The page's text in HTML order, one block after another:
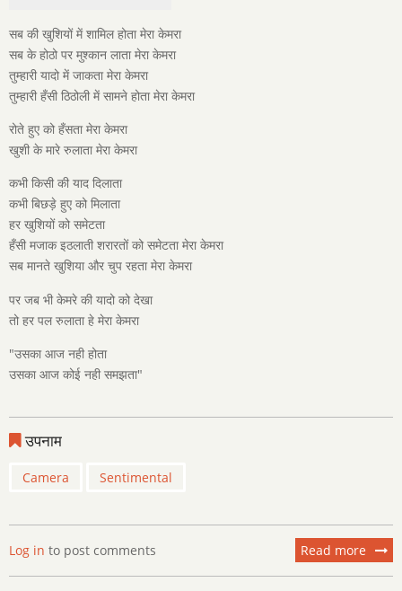
सब की खुशियों में शामिल होता मेरा केमरा
सब के होठो पर मुश्कान लाता मेरा केमरा
तुम्हारी यादो में जाकता मेरा केमरा
तुम्हारी हँसी ठिठोली में सामने होता मेरा केमरा
रोते हुए को हँसता मेरा केमरा
खुशी के मारे रुलाता मेरा केमरा
कभी किसी की याद दिलाता
कभी बिछड़े हुए को मिलाता
हर खुशियों को समेटता
हँसी मजाक इठलाती शरारतों को समेटता मेरा केमरा
सब मानते खुशिया और चुप रहता मेरा केमरा
पर जब भी केमरे की यादो को देखा
तो हर पल रुलाता हे मेरा केमरा
"उसका आज नही होता
उसका आज कोई नही समझता"
उपनाम
Camera Sentimental
Read more about
Log in to post comments